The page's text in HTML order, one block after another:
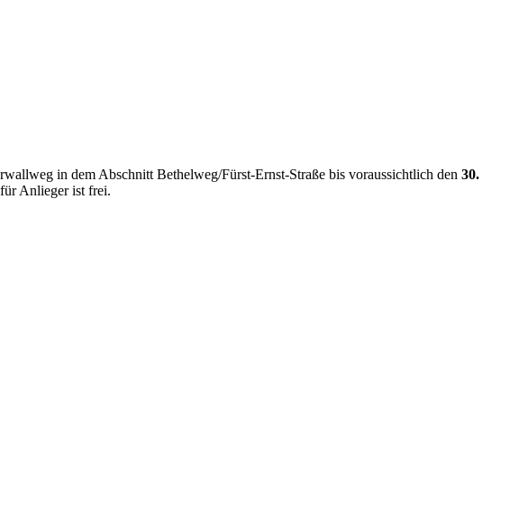
in dem Abschnitt Bethelweg/Fürst-Ernst-Straße bis voraussichtlich den 30.
Anlieger ist frei.